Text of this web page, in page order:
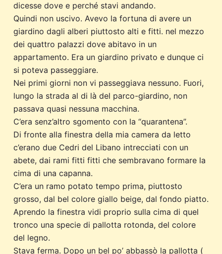
dicesse dove e perché stavi andando.
Quindi non uscivo. Avevo la fortuna di avere un
giardino dagli alberi piuttosto alti e fitti. nel mezzo
dei quattro palazzi dove abitavo in un
appartamento. Era un giardino privato e dunque ci
si poteva passeggiare.
Nei primi giorni non vi passeggiava nessuno. Fuori,
lungo la strada al di là del parco-giardino, non
passava quasi nessuna macchina.
C’era senz’altro sgomento con la “quarantena”.
Di fronte alla finestra della mia camera da letto
c’erano due Cedri del Libano intrecciati con un
abete, dai rami fitti fitti che sembravano formare la
cima di una capanna.
C’era un ramo potato tempo prima, piuttosto
grosso, dal bel colore giallo beige, dal fondo piatto.
Aprendo la finestra vidi proprio sulla cima di quel
tronco una specie di pallotta rotonda, del colore
del legno.
Stava ferma. Dopo un bel po’ abbassò la pallotta (